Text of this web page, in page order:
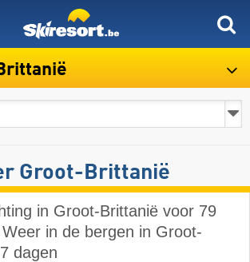
Groot-Brittanië
in Groot-Brittanië voor 79
in de bergen in Groot-
dagen